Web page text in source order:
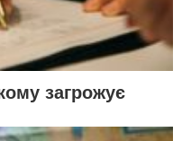
загрожує